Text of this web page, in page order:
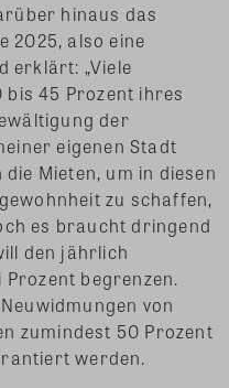
hinaus das
2025, also eine
erklärt: „Viele
45 Prozent ihres
der
eigenen Stadt
Mieten, um in diesen
zu schaffen,
es braucht dringend
den jährlich
begrenzen.
von
zumindest 50 Prozent
werden.